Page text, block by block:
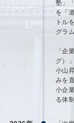
塾」
を「
トル
グラ
「企
グ）
小山
みを
小企
る体